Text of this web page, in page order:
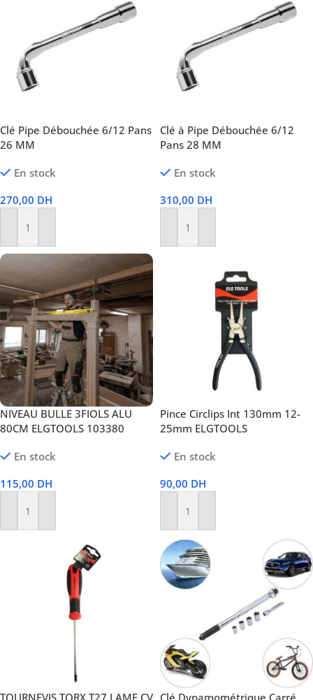
Clé Pipe Débouchée 6/12 Pans
26 MM
En stock
270,00 DH
Ajouter Au Panier
Clé à Pipe Débouchée 6/12
Pans 28 MM
En stock
310,00 DH
Ajouter Au Panier
NIVEAU BULLE 3FIOLS ALU
80CM ELGTOOLS 103380
En stock
115,00 DH
Ajouter Au Panier
Pince Circlips Int 130mm 12-
25mm ELGTOOLS
En stock
90,00 DH
Ajouter Au Panier
TOURNEVIS TORX T27 LAME CV Clé Dynamométrique Carré